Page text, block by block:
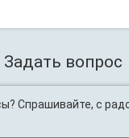
Задать вопрос
Спрашивайте, с